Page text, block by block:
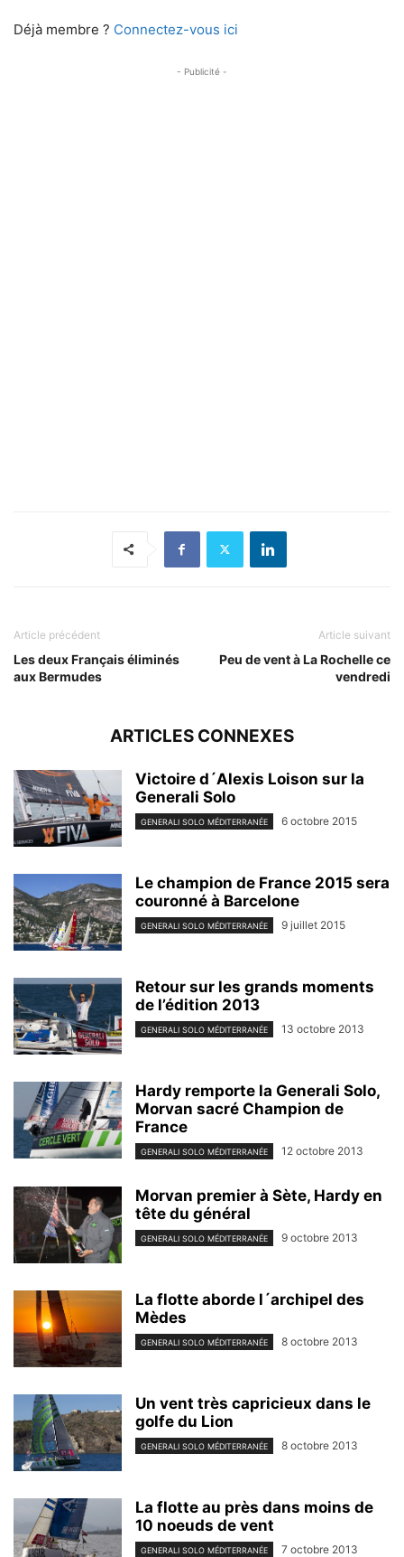
Déjà membre ? Connectez-vous ici
- Publicité -
Article précédent
Les deux Français éliminés
aux Bermudes
Article suivant
Peu de vent à La Rochelle ce
vendredi
ARTICLES CONNEXES
Victoire d´Alexis Loison sur la
Generali Solo
GENERALI SOLO MÉDITERRANÉE 6 octobre 2015
Le champion de France 2015 sera
couronné à Barcelone
GENERALI SOLO MÉDITERRANÉE 9 juillet 2015
Retour sur les grands moments
de l’édition 2013
GENERALI SOLO MÉDITERRANÉE 13 octobre 2013
Hardy remporte la Generali Solo,
Morvan sacré Champion de
France
GENERALI SOLO MÉDITERRANÉE 12 octobre 2013
Morvan premier à Sète, Hardy en
tête du général
GENERALI SOLO MÉDITERRANÉE 9 octobre 2013
La flotte aborde l´archipel des
Mèdes
GENERALI SOLO MÉDITERRANÉE 8 octobre 2013
Un vent très capricieux dans le
golfe du Lion
GENERALI SOLO MÉDITERRANÉE 8 octobre 2013
La flotte au près dans moins de
10 noeuds de vent
GENERALI SOLO MÉDITERRANÉE 7 octobre 2013